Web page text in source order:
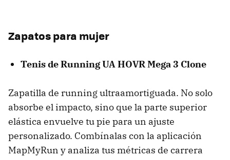
Zapatos para mujer
Tenis de Running UA HOVR Mega 3 Clone
Zapatilla de running ultraamortiguada. No solo
absorbe el impacto, sino que la parte superior
elástica envuelve tu pie para un ajuste
personalizado. Combínalas con la aplicación
MapMyRun y analiza tus métricas de carrera